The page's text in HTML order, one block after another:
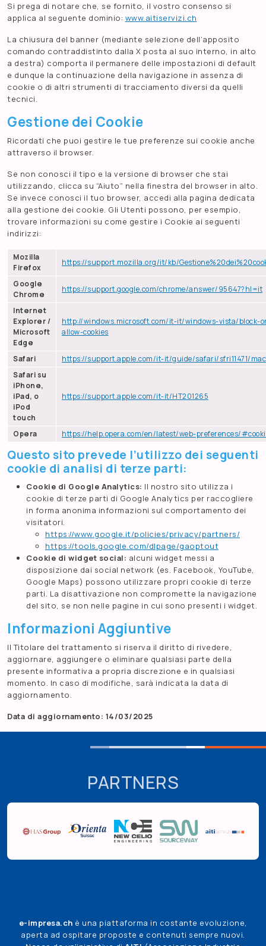
Si prega di notare che, se fornito, il vostro consenso si
applica al seguente dominio: www.aitiservizi.ch
La chiusura del banner (mediante selezione dell’apposito
comando contraddistinto dalla X posta al suo interno, in alto
a destra) comporta il permanere delle impostazioni di default
e dunque la continuazione della navigazione in assenza di
cookie o di altri strumenti di tracciamento diversi da quelli
tecnici.
Gestione dei Cookie
Ricordati che puoi gestire le tue preferenze sui cookie anche
attraverso il browser.
Se non conosci il tipo e la versione di browser che stai
utilizzando, clicca su “Aiuto” nella finestra del browser in alto.
Se invece conosci il tuo browser, accedi alla pagina dedicata
alla gestione dei cookie. Gli Utenti possono, per esempio,
trovare informazioni su come gestire i Cookie ai seguenti
indirizzi:
Mozilla
Firefox
https://support.mozilla.org/it/kb/
Google
Chrome
https://support.google.com/chrome/answer/95647?hl=it
Internet
Explorer /
Microsoft
Edge
http://windows.microsoft.com/it-it/windows-vista/block-
allow-cookies
Safari
https://support.apple.com/it-it/guide/safari/sfri11471/mac
Safari su
iPhone,
iPad, o
iPod
touch
https://support.apple.com/it-it/HT201265
Opera https://help.opera.com/en/latest/web-preferences/
Questo sito prevede l’utilizzo dei seguenti
cookie di analisi di terze parti:
Cookie di Google Analytics: Il nostro sito utilizza i
cookie di terze parti di Google Analytics per raccogliere
in forma anonima informazioni sul comportamento dei
visitatori.
https://www.google.it/policies/privacy/partners/
https://tools.google.com/dlpage/gaoptout
Cookie di widget social: alcuni widget messi a
disposizione dai social network (es. Facebook, YouTube,
Google Maps) possono utilizzare propri cookie di terze
parti. La disattivazione non compromette la navigazione
del sito, se non nelle pagine in cui sono presenti i widget.
Informazioni Aggiuntive
Il Titolare del trattamento si riserva il diritto di rivedere,
aggiornare, aggiungere o eliminare qualsiasi parte della
presente informativa a propria discrezione e in qualsiasi
momento. In caso di modifiche, sarà indicata la data di
aggiornamento.
Data di aggiornamento: 14/03/2025
PARTNERS
e-impresa.ch è una piattaforma in costante evoluzione,
aperta ad ospitare proposte e contenuti sempre nuovi.